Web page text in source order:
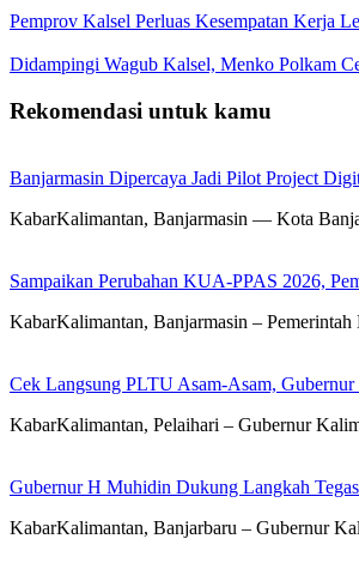
Pemprov Kalsel Perluas Kesempatan Kerja
Didampingi Wagub Kalsel, Menko Polkam
Rekomendasi untuk kamu
Banjarmasin Dipercaya Jadi Pilot Project
KabarKalimantan, Banjarmasin — Kota
Sampaikan Perubahan KUA-PPAS 2026,
KabarKalimantan, Banjarmasin –
Cek Langsung PLTU Asam-Asam,
KabarKalimantan, Pelaihari – Gubernur
Gubernur H Muhidin Dukung Langkah
KabarKalimantan, Banjarbaru – Gubernur